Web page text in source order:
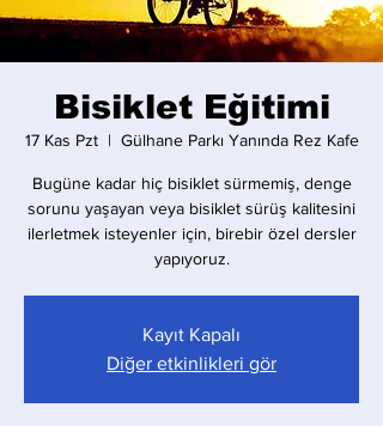
Bisiklet Eğitimi
17 Kas Pzt
  |
Gülhane Parkı Yanında Rez Kafe
Bugüne kadar hiç bisiklet sürmemiş, denge
sorunu yaşayan veya bisiklet sürüş kalitesini
ilerletmek isteyenler için, birebir özel dersler
yapıyoruz.
Kayıt Kapalı
Diğer etkinlikleri gör